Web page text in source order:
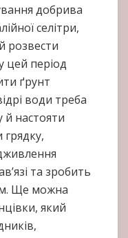
добрива
селітри,
розвести
цей період
ґрунт
води треба
й настояти
грядку,
та зробить
Ще можна
який